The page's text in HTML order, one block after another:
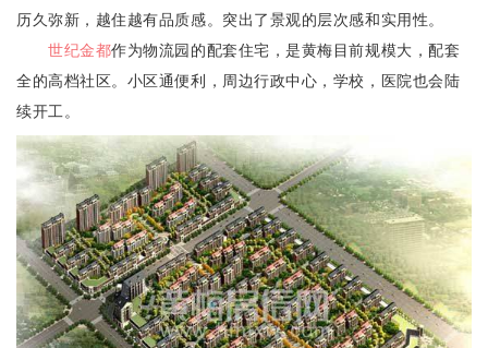
历久弥新，越住越有品质感。突出了景观的层次感和实用性。
世纪金都作为物流园的配套住宅，是黄梅目前规模大，配套
全的高档社区。小区通便利，周边行政中心，学校，医院也会陆
续开工。